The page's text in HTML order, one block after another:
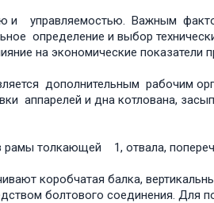
и управляемостью. Важным
определение и выбор
на экономические показатели
дополнительным рабочим
аппарелей и дна котлована,
толкающей 1, отвала,
коробчатая балка,
болтового соединения. Для